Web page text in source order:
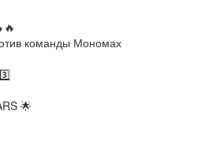
команды Мономах
🌟